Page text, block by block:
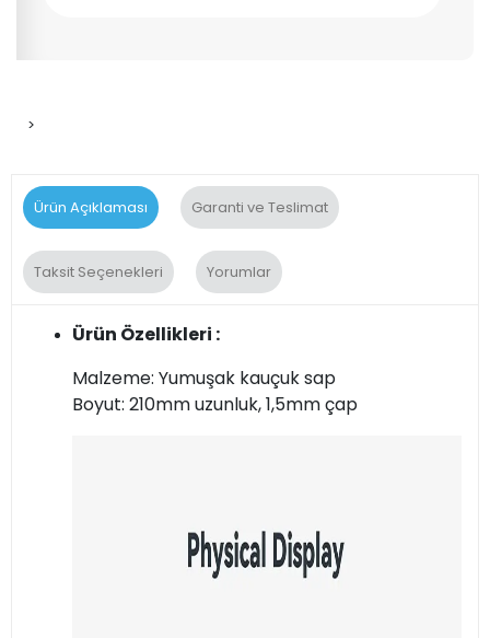
>
Ürün Açıklaması Garanti ve Teslimat
Taksit Seçenekleri Yorumlar
Ürün Özellikleri :
Malzeme: Yumuşak kauçuk sap
Boyut: 210mm uzunluk, 1,5mm çap